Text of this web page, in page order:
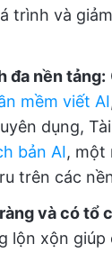
trình và
đa nền tảng:
mềm viết AI
dụng,
bản AI, một
trên các
và có tổ
lộn xộn giúp